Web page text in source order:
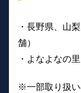
・長野県、山
舗）
・よなよなの里
※一部取り扱い